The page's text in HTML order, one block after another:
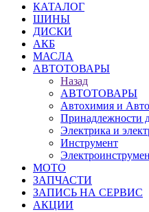
КАТАЛОГ
ШИНЫ
ДИСКИ
АКБ
МАСЛА
АВТОТОВАРЫ
Назад
АВТОТОВАРЫ
Автохимия и
Принадлежности
Электрика и
Инструмент
МОТО
ЗАПЧАСТИ
ЗАПИСЬ НА СЕРВИС
АКЦИИ